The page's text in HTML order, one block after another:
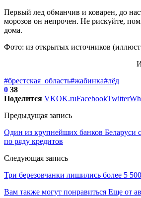
Первый лед обманчив и коварен, до
морозов он непрочен. Не рискуйте,
дома.
Фото: из открытых источников
#брестская_область#жабинка#лёд
0 38
Поделится VKOK.ruFacebookTwitter
Предыдущая запись
Один из крупнейших банков Беларуси
по ряду кредитов
Следующая запись
Три березовчанки лишились более 5
Вам также могут понравиться Еще от